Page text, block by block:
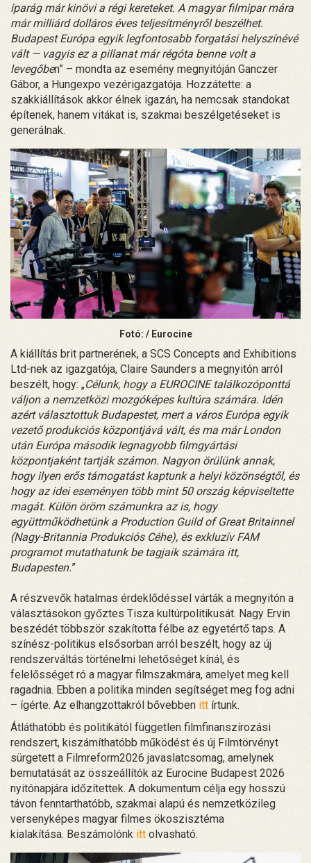
iparág már kinövi a régi kereteket. A magyar filmipar mára
már milliárd dolláros éves teljesítményről beszélhet.
Budapest Európa egyik legfontosabb forgatási helyszínévé
vált — vagyis ez a pillanat már régóta benne volt a
levegőben” – mondta az esemény megnyitóján Ganczer
Gábor, a Hungexpo vezérigazgatója. Hozzátette: a
szakkiállítások akkor élnek igazán, ha nemcsak standokat
építenek, hanem vitákat is, szakmai beszélgetéseket is
generálnak.
Fotó: / Eurocine
A kiállítás brit partnerének, a SCS Concepts and Exhibitions
Ltd-nek az igazgatója, Claire Saunders a megnyitón arról
beszélt, hogy: „Célunk, hogy a EUROCINE találkozóponttá
váljon a nemzetközi mozgóképes kultúra számára. Idén
azért választottuk Budapestet, mert a város Európa egyik
vezető produkciós központjává vált, és ma már London
után Európa második legnagyobb filmgyártási
központjaként tartják számon. Nagyon örülünk annak,
hogy ilyen erős támogatást kaptunk a helyi közönségtől, és
hogy az idei eseményen több mint 50 ország képviseltette
magát. Külön öröm számunkra az is, hogy
együttműködhetünk a Production Guild of Great Britainnel
(Nagy-Britannia Produkciós Céhe), és exkluzív FAM
programot mutathatunk be tagjaik számára itt,
Budapesten.”
A részvevők hatalmas érdeklődéssel várták a megnyitón a
választásokon győztes Tisza kultúrpolitikusát. Nagy Ervin
beszédét többször szakította félbe az egyetértő taps. A
színész-politikus elsősorban arról beszélt, hogy az új
rendszerváltás történelmi lehetőséget kínál, és
felelősséget ró a magyar filmszakmára, amelyet meg kell
ragadnia. Ebben a politika minden segítséget meg fog adni
– ígérte. Az elhangzottakról bővebben itt írtunk.
Átláthatóbb és politikától független filmfinanszírozási
rendszert, kiszámíthatóbb működést és új Filmtörvényt
sürgetett a Filmreform2026 javaslatcsomag, amelynek
bemutatását az összeállítók az Eurocine Budapest 2026
nyitónapjára időzítettek. A dokumentum célja egy hosszú
távon fenntarthatóbb, szakmai alapú és nemzetközileg
versenyképes magyar filmes ökoszisztéma
kialakítása. Beszámolónk itt olvasható.